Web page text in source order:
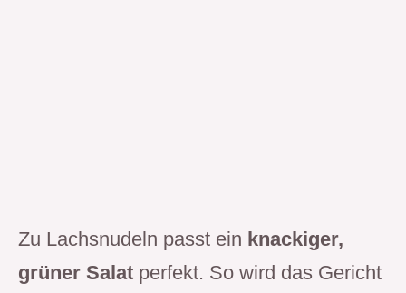
Zu Lachsnudeln passt ein knackiger,
grüner Salat perfekt. So wird das Gericht